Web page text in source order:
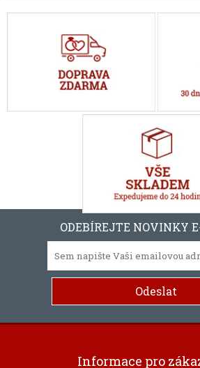
ODEBÍREJTE NOVINKY
Informace pro